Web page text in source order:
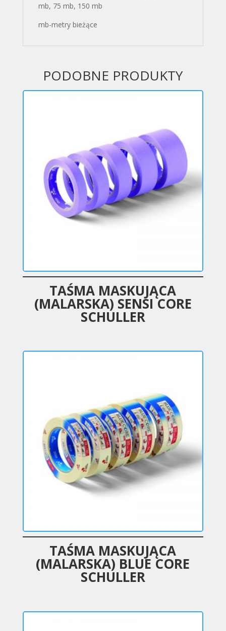
mb, 75 mb, 150 mb
mb-metry bieżące
PODOBNE PRODUKTY
TAŚMA MASKUJĄCA
(MALARSKA) SENSI CORE
SCHULLER
TAŚMA MASKUJĄCA
(MALARSKA) BLUE CORE
SCHULLER